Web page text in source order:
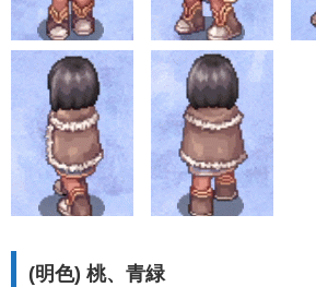
(明色) 桃、青緑